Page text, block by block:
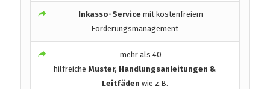
Inkasso-Service mit kostenfreiem
Forderungsmanagement
mehr als 40
hilfreicheMuster, Handlungsanleitungen &
Leitfäden wie z.B.